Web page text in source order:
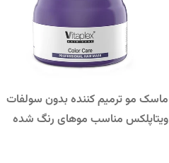
ماسک مو ترمیم کننده بدون سولفات
ویتاپلکس مناسب موهای رنگ شده